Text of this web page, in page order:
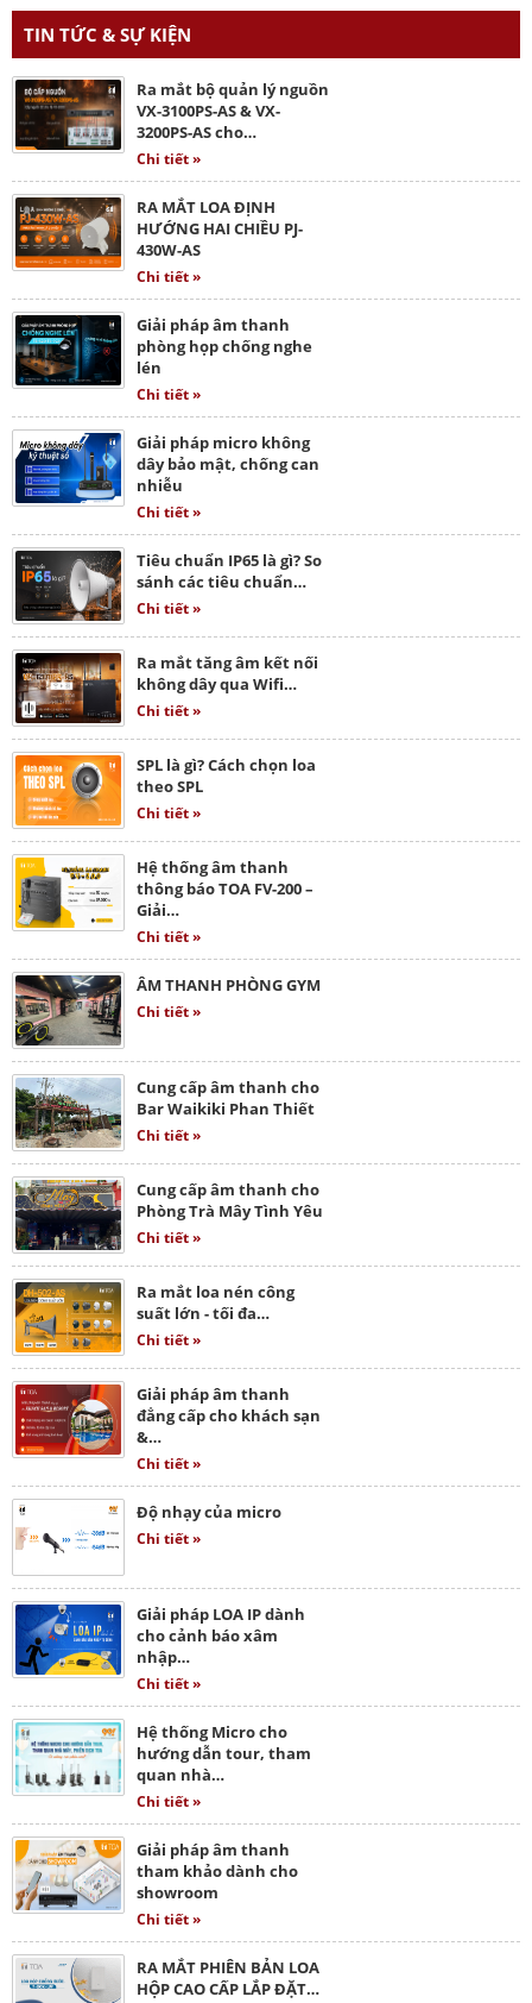
TIN TỨC & SỰ KIỆN
Ra mắt bộ quản lý nguồn
VX-3100PS-AS & VX-
3200PS-AS cho…
Chi tiết »
RA MẮT LOA ĐỊNH
HƯỚNG HAI CHIỀU PJ-
430W-AS
Chi tiết »
Giải pháp âm thanh
phòng họp chống nghe
lén
Chi tiết »
Giải pháp micro không
dây bảo mật, chống can
nhiễu
Chi tiết »
Tiêu chuẩn IP65 là gì? So
sánh các tiêu chuẩn…
Chi tiết »
Ra mắt tăng âm kết nối
không dây qua Wifi…
Chi tiết »
SPL là gì? Cách chọn loa
theo SPL
Chi tiết »
Hệ thống âm thanh
thông báo TOA FV-200 –
Giải…
Chi tiết »
ÂM THANH PHÒNG GYM
Chi tiết »
Cung cấp âm thanh cho
Bar Waikiki Phan Thiết
Chi tiết »
Cung cấp âm thanh cho
Phòng Trà Mây Tình Yêu
Chi tiết »
Ra mắt loa nén công
suất lớn - tối đa…
Chi tiết »
Giải pháp âm thanh
đẳng cấp cho khách sạn
&…
Chi tiết »
Độ nhạy của micro
Chi tiết »
Giải pháp LOA IP dành
cho cảnh báo xâm
nhập…
Chi tiết »
Hệ thống Micro cho
hướng dẫn tour, tham
quan nhà…
Chi tiết »
Giải pháp âm thanh
tham khảo dành cho
showroom
Chi tiết »
RA MẮT PHIÊN BẢN LOA
HỘP CAO CẤP LẮP ĐẶT…